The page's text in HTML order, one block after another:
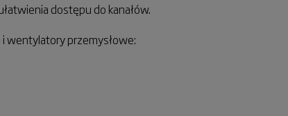
dostępu do kanałów.
wentylatory przemysłowe: